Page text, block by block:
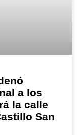
a los
la calle
San